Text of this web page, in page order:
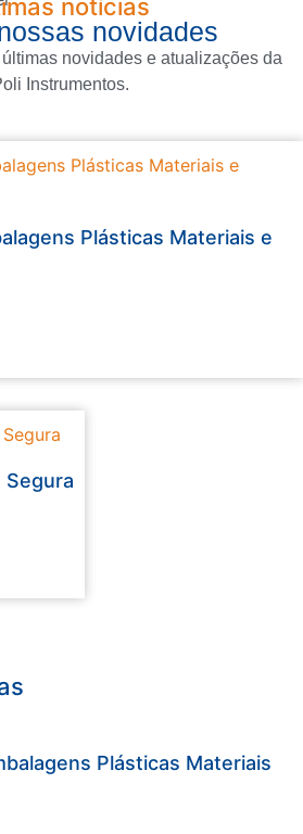
notícias
novidades
novidades e atualizações da
Instrumentos.
Plásticas Materiais e
Segura
Plásticas Materiais